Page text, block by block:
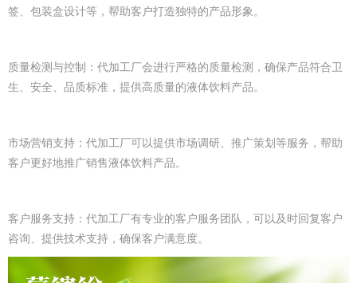
签、包装盒设计等，帮助客户打造独特的产品形象。
质量检测与控制：代加工厂会进行严格的质量检测，确保产品符合卫
生、安全、品质标准，提供高质量的液体饮料产品。
市场营销支持：代加工厂可以提供市场调研、推广策划等服务，帮助
客户更好地推广销售液体饮料产品。
客户服务支持：代加工厂有专业的客户服务团队，可以及时回复客户
咨询、提供技术支持，确保客户满意度。